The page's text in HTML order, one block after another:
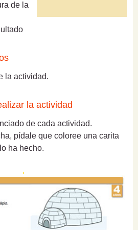
de la
la actividad.
la actividad
de cada actividad.
pídale que coloree una carita
ha hecho.